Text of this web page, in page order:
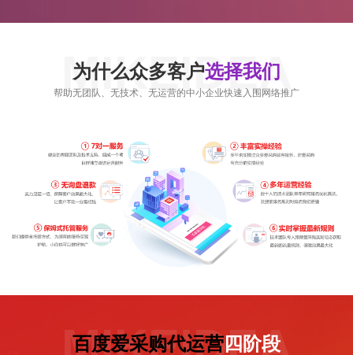
为什么众多客户选择我们
帮助无团队、无技术、无运营的中小企业快速入围网络推广
MIKEIDEA
百度爱采购代运营四阶段